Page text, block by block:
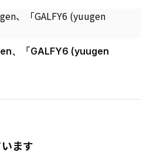
、「GALFY6 (yuugen
ます